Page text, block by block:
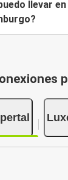
llevar